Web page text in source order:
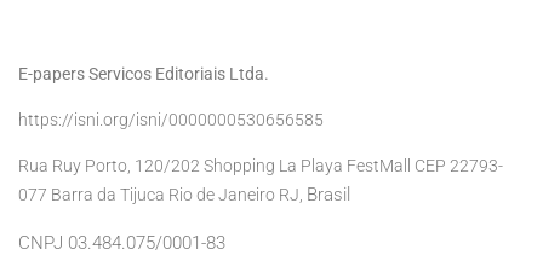
E-papers Servicos Editoriais Ltda.
https://isni.org/isni/0000000530656585
Rua Ruy Porto, 120/202 Shopping La Playa FestMall CEP 22793-
077 Barra da Tijuca Rio de Janeiro RJ, Brasil
CNPJ 03.484.075/0001-83